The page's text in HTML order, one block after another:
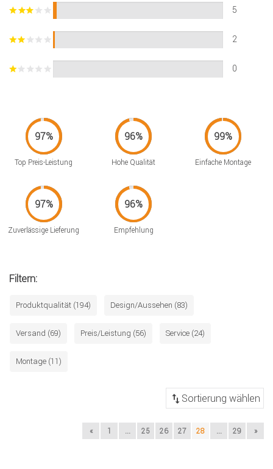
5
2
0
Top Preis-Leistung Hohe Qualität Einfache Montage
Zuverlässige Lieferung Empfehlung
Filtern:
Produktqualität (194) Design/Aussehen (83)
Versand (69) Preis/Leistung (56) Service (24)
Montage (11)
« 1 ... 25 26 27 28 ... 29 »